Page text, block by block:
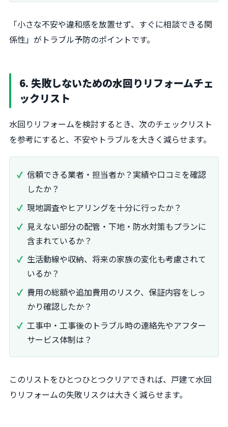
「小さな不安や違和感を放置せず、すぐに相談できる関
係性」がトラブル予防のポイントです。
6. 失敗しないための水回りリフォームチェ
ックリスト
水回りリフォームを検討するとき、次のチェックリスト
を参考にすると、不安やトラブルを大きく減らせます。
信頼できる業者・担当者か？実績や口コミを確認
したか？
現地調査やヒアリングを十分に行ったか？
見えない部分の配管・下地・防水対策もプランに
含まれているか？
生活動線や収納、将来の家族の変化も考慮されて
いるか？
費用の総額や追加費用のリスク、保証内容をしっ
かり確認したか？
工事中・工事後のトラブル時の連絡先やアフター
サービス体制は？
このリストをひとつひとつクリアできれば、戸建て水回
りリフォームの失敗リスクは大きく減らせます。